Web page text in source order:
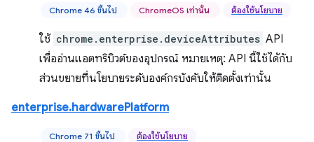
Chrome 46 ขึ้นไป ChromeOS เท่านั้น ต้องใช้นโยบาย
ใช้ chrome.enterprise.deviceAttributes API
เพื่ออ่านแอตทริบิวต์ของอุปกรณ์ หมายเหตุ: API นี้ใช้ได้กับ
ส่วนขยายที่นโยบายระดับองค์กรบังคับให้ติดตั้งเท่านั้น
enterprise.hardwarePlatform
Chrome 71 ขึ้นไป ต้องใช้นโยบาย